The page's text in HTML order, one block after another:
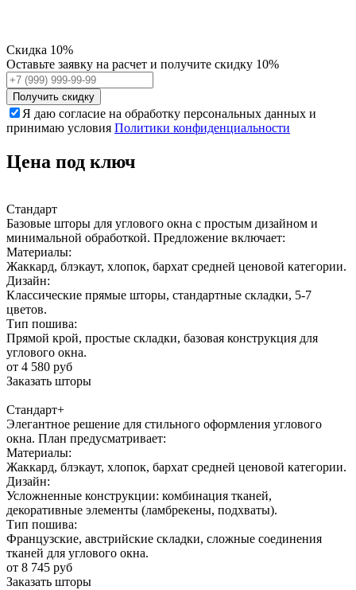
Скидка 10%
Оставьте заявку на расчет и получите скидку 10%
Получить скидку
Я даю согласие на обработку персональных данных и
принимаю условия Политики конфиденциальности
Цена под ключ
Стандарт
Базовые шторы для углового окна с простым дизайном и
минимальной обработкой. Предложение включает:
Материалы:
Жаккард, блэкаут, хлопок, бархат средней ценовой категории.
Дизайн:
Классические прямые шторы, стандартные складки, 5-7
цветов.
Тип пошива:
Прямой крой, простые складки, базовая конструкция для
углового окна.
от 4 580 руб
Заказать шторы
Стандарт+
Элегантное решение для стильного оформления углового
окна. План предусматривает:
Материалы:
Жаккард, блэкаут, хлопок, бархат средней ценовой категории.
Дизайн:
Усложненные конструкции: комбинация тканей,
декоративные элементы (ламбрекены, подхваты).
Тип пошива:
Французские, австрийские складки, сложные соединения
тканей для углового окна.
от 8 745 руб
Заказать шторы